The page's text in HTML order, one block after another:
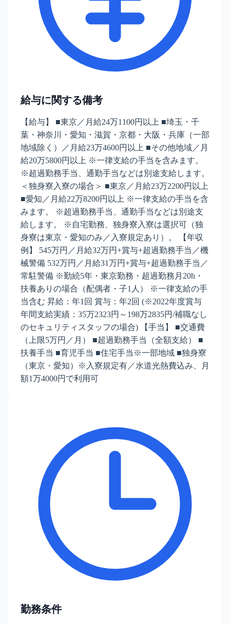
給与に関する備考
【給与】 ■東京／月給24万1100円以上 ■埼玉・千
葉・神奈川・愛知・滋賀・京都・大阪・兵庫（一部
地域除く）／月給23万4600円以上 ■その他地域／月
給20万5800円以上 ※一律支給の手当を含みます。
※超過勤務手当、通勤手当などは別途支給します。
＜独身寮入寮の場合＞ ■東京／月給23万2200円以上
■愛知／月給22万8200円以上 ※一律支給の手当を含
みます。 ※超過勤務手当、通勤手当などは別途支
給します。 ※自宅勤務、独身寮入寮は選択可（独
身寮は東京・愛知のみ／入寮規定あり）。 【年収
例】 545万円／月給32万円+賞与+超過勤務手当／機
械警備 532万円／月給31万円+賞与+超過勤務手当／
常駐警備 ※勤続5年・東京勤務・超過勤務月20h・
扶養ありの場合（配偶者・子1人） ※一律支給の手
当含む 昇給：年1回 賞与：年2回 (※2022年度賞与
年間支給実績：35万2323円～198万2835円/補職なし
のセキュリティスタッフの場合) 【手当】 ■交通費
（上限5万円／月） ■超過勤務手当（全額支給） ■
扶養手当 ■育児手当 ■住宅手当※一部地域 ■独身寮
（東京・愛知）※入寮規定有／水道光熱費込み、月
額1万4000円で利用可
勤務条件